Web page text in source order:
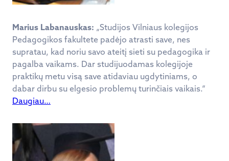
Marius Labanauskas: „Studijos Vilniaus kolegijos
Pedagogikos fakultete padėjo atrasti save, nes
supratau, kad noriu savo ateitį sieti su pedagogika ir
pagalba vaikams. Dar studijuodamas kolegijoje
praktikų metu visą save atidaviau ugdytiniams, o
dabar dirbu su elgesio problemų turinčiais vaikais.“
Daugiau…